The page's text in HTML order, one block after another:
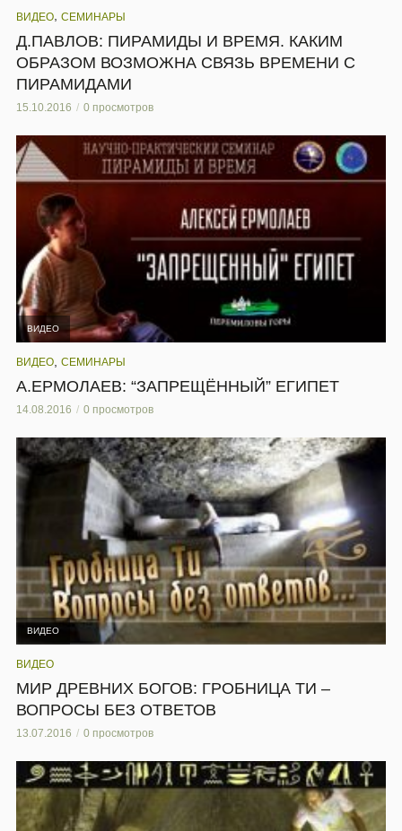
ВИДЕО, СЕМИНАРЫ
Д.ПАВЛОВ: ПИРАМИДЫ И ВРЕМЯ. КАКИМ
ОБРАЗОМ ВОЗМОЖНА СВЯЗЬ ВРЕМЕНИ С
ПИРАМИДАМИ
15.10.2016 0 просмотров
ВИДЕО
ВИДЕО СЕМИНАРЫ
А.ЕРМОЛАЕВ: “ЗАПРЕЩЁННЫЙ” ЕГИПЕТ
14.08.2016 0 просмотров
ВИДЕО
ВИДЕО
МИР ДРЕВНИХ БОГОВ: ГРОБНИЦА ТИ –
ВОПРОСЫ БЕЗ ОТВЕТОВ
13.07.2016 0 просмотров